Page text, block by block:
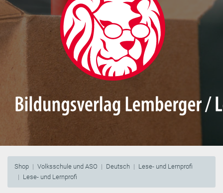
Shop Volksschule und ASO Deutsch
Lese- und Lernprofi
Lese- und Lernprofi